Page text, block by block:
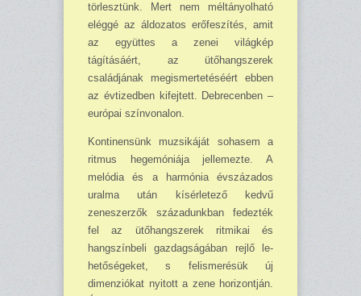
törlesztünk. Mert nem méltányolható
eléggé az áldozatos erőfe­szítés, amit
az együttes a ze­nei világkép
tágításáért, az ütőhang­szerek
családjának megismertetéséért ebben
az évtizedben kifejtett. Debre­cenben –
európai színvona­lon.
Kontinensünk muzsikáját sohasem a
ritmus hegemó­niája jellemezte. A
melódia és a harmónia évszázados
uralma után kísérletező ked­vű
zeneszerzők századunk­ban fedezték
fel az ütőhang­szerek ritmikai és
hangszín­beli gazdagságában rejlő le­
hetőségeket, s felismerésük új
dimenziókat nyitott a ze­ne horizontján.